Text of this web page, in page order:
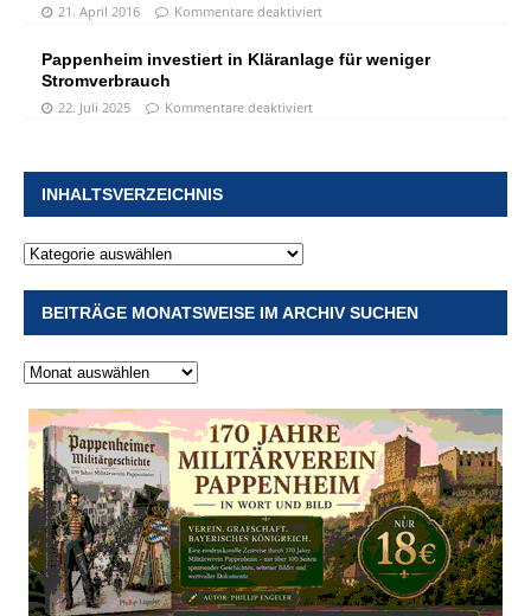
21. April 2016 Kommentare deaktiviert
Pappenheim investiert in Kläranlage für weniger
Stromverbrauch
22. Juli 2025 Kommentare deaktiviert
INHALTSVERZEICHNIS
BEITRÄGE MONATSWEISE IM ARCHIV SUCHEN